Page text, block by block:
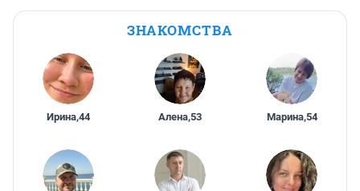
ЗНАКОМСТВА
Ирина,44 Алена,53 Марина,54